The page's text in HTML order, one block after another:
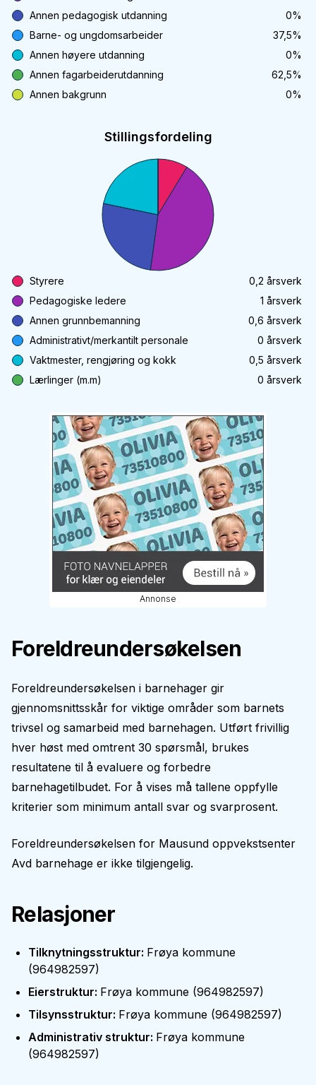
Annen pedagogisk utdanning
0%
Barne- og ungdomsarbeider
37,5%
Annen høyere utdanning
0%
Annen fagarbeiderutdanning
62,5%
Annen bakgrunn
0%
Stillingsfordeling
Styrere 0,2 årsverk
Pedagogiske ledere
1 årsverk
Annen grunnbemanning
0,6 årsverk
Administrativt/merkantilt personale
0 årsverk
Vaktmester, rengjøring og kokk
0,5 årsverk
Lærlinger (m.m)
0 årsverk
Annonse
Foreldreundersøkelsen
Foreldreundersøkelsen i barnehager gir
gjennomsnittsskår for viktige områder som barnets
trivsel og samarbeid med barnehagen. Utført frivillig
hver høst med omtrent 30 spørsmål, brukes
resultatene til å evaluere og forbedre
barnehagetilbudet. For å vises må tallene oppfylle
kriterier som minimum antall svar og svarprosent.
Foreldreundersøkelsen for Mausund oppvekstsenter
Avd barnehage er ikke tilgjengelig.
Relasjoner
Tilknytningsstruktur: Frøya kommune
(964982597)
Eierstruktur: Frøya kommune (964982597)
Tilsynsstruktur: Frøya kommune (964982597)
Administrativ struktur: Frøya kommune
(964982597)